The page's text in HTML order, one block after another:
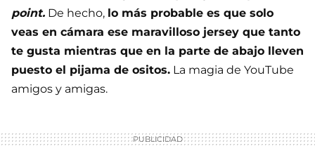
point. De hecho, lo más probable es que solo
veas en cámara ese maravilloso jersey que tanto
te gusta mientras que en la parte de abajo lleven
puesto el pijama de ositos. La magia de YouTube
amigos y amigas.